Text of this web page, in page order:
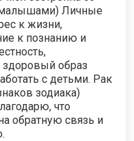
Личные
к жизни,
к познанию и
здоровый образ
с детьми. Рак
зодиака)
что
обратную связь и